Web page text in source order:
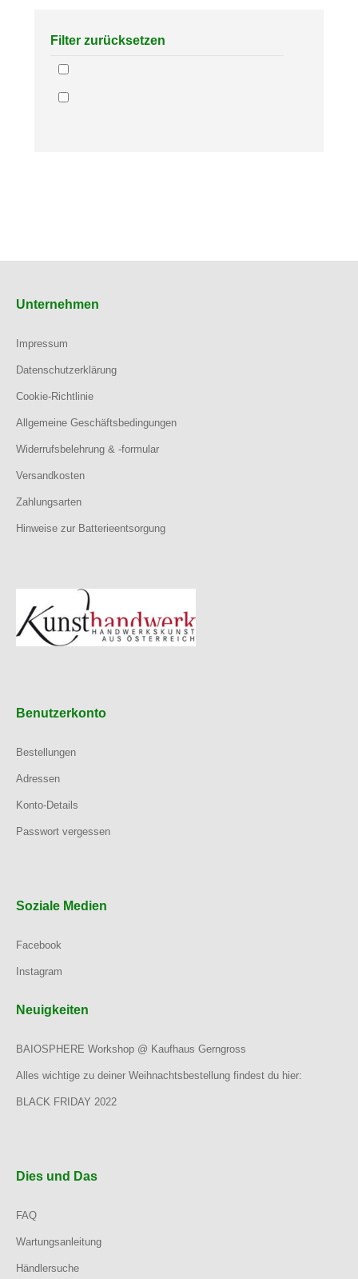
Filter zurücksetzen
Unternehmen
Impressum
Datenschutzerklärung
Cookie-Richtlinie
Allgemeine Geschäftsbedingungen
Widerrufsbelehrung & -formular
Versandkosten
Zahlungsarten
Hinweise zur Batterieentsorgung
Benutzerkonto
Bestellungen
Adressen
Konto-Details
Passwort vergessen
Soziale Medien
Facebook
Instagram
Neuigkeiten
BAIOSPHERE Workshop @ Kaufhaus Gerngross
Alles wichtige zu deiner Weihnachtsbestellung findest du hier:
BLACK FRIDAY 2022
Dies und Das
FAQ
Wartungsanleitung
Händlersuche